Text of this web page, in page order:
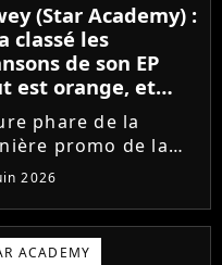
(Star Academy) :
classé les
de son EP
est orange, et
la meilleure !
phare de la
promo de la
Academy, Léo se
enfin. Sous le nom
Lowey, l'artiste
ans dévoile un
2026
ACADEMY